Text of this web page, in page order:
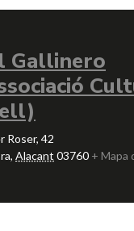
Gallinero
Roser, 42
, Alacant 03760 + Mapa